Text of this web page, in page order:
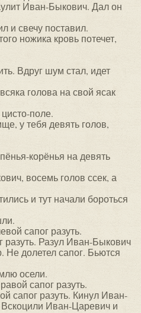
Иван-Быкович. Дал он
и свечу поставил.
ножика кровь потечет,
Вдруг шум стал, идет
голова на свой ясак
поле.
у тебя девять голов,
корёнья на девять
восемь голов ссек, а
и тут начали бороться
сапог разуть.
Разул Иван-Быкович
Не долетел сапог. Бьются
осели.
сапог разуть.
сапог разуть. Кинул Иван-
Иван-Царевич и